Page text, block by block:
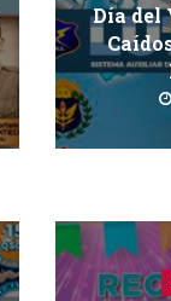
Día del